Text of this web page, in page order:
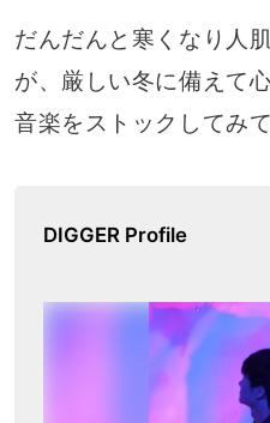
だんだんと寒くなり人
が、厳しい冬に備えて
音楽をストックしてみ
DIGGER Profile